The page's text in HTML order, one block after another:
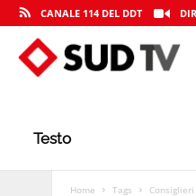
CANALE 114 DEL DDT
Testo
Home Tags Consiglieri